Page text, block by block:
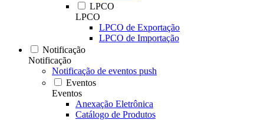
LPCO
LPCO
LPCO de Exportação
LPCO de Importação
Notificação
Notificação
Notificação de eventos push
Eventos
Eventos
Anexação Eletrônica
Catálogo de Produtos